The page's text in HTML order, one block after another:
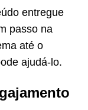
entregue
passo na
até o
ajudá-lo.